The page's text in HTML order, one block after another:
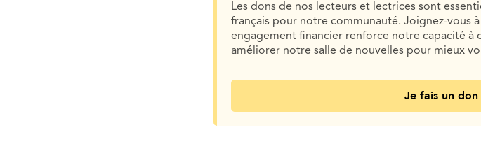
Les dons de nos lecteurs et lectrices sont
français pour notre communauté. Joignez-vous
engagement financier renforce notre capacité à
améliorer notre salle de nouvelles pour mieux
Je fais un